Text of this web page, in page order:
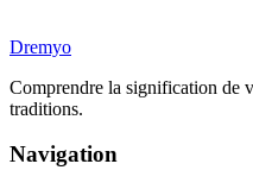
Dremyo
Comprendre la signification de
traditions.
Navigation